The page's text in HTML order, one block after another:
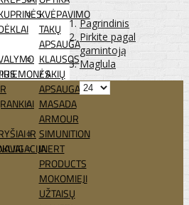
KVĖPAVIMO
TAKŲ
APSAUGA
KLAUSOS
/ AKIŲ
APSAUGA
MASADA
ARMOUR
IR SIMUNITION
INERT
PRODUCTS
MOKOMIEJI
UŽTAISŲ
Pagrindinis
Pirkite pagal
gamintoją
Maglula